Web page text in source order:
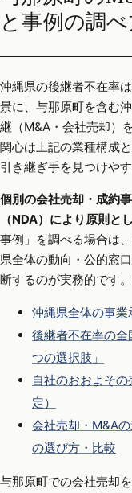
と事例の調
沖縄県の後継者不在率
景に、与那原町を含む
継（M&A・会社売却）
関心は上記の業種構成
引き継ぎ手を見つけや
個別の会社売却・成約
（NDA）により原則と
事例」を調べる場合は
県全体の動向・公的窓
断するのが実務的です
沖縄県全体の事
後継者不在率の
つの選択肢」
自社のおおよそ
定）
会社売却・M&A
の選び方・比較
与那原町での会社売却